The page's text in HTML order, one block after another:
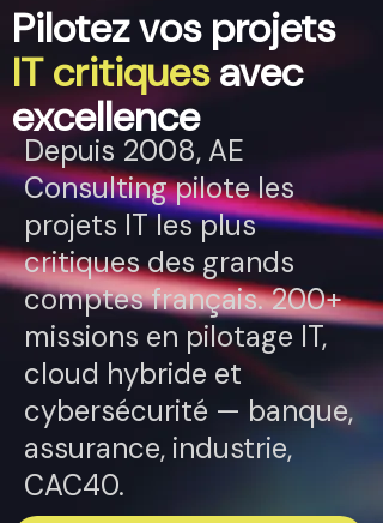
Pilotez vos projets
IT critiquesavec
excellence
Depuis 2008, AE
Consulting pilote les
projets IT les plus
critiques des grands
comptes français. 200+
missions en pilotage IT,
cloud hybride et
cybersécurité — banque,
assurance, industrie,
CAC40.